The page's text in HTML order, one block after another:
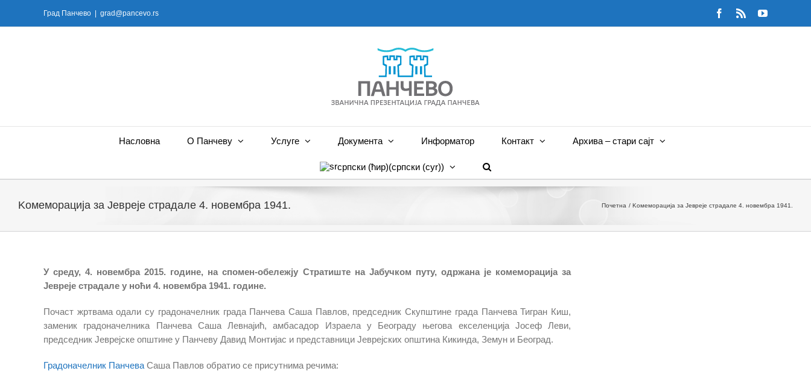
Град Панчево grad@pancevo.rs Facebook
Rss YouTube
Насловна О Панчеву Услуге Документа Информатор Контакт Архива – стари сајт
српски (ћир)(српски (cyr))
Kомеморација за Jевреје страдале 4. новембра 1941. Почетна Kомеморација за Jевреје страдале 4. новембра 1941.
У среду, 4. новембра 2015. године, на спомен-обележју Стратиште на Јабучком путу, одржана је комеморација за
Јевреје страдале у ноћи 4. новембра 1941. године.
Почаст жртвама одали су градоначелник града Панчева Саша Павлов, председник Скупштине града Панчева Тигран Киш,
заменик градоначелника Панчева Саша Левнајић, амбасадор Израела у Београду његова екселенција Јосеф Леви,
председник Јеврејске општине у Панчеву Давид Монтијас и представници Јеврејских општина Кикинда, Земун и Београд.
Градоначелник Панчева Саша Павлов обратио се присутнима речима: